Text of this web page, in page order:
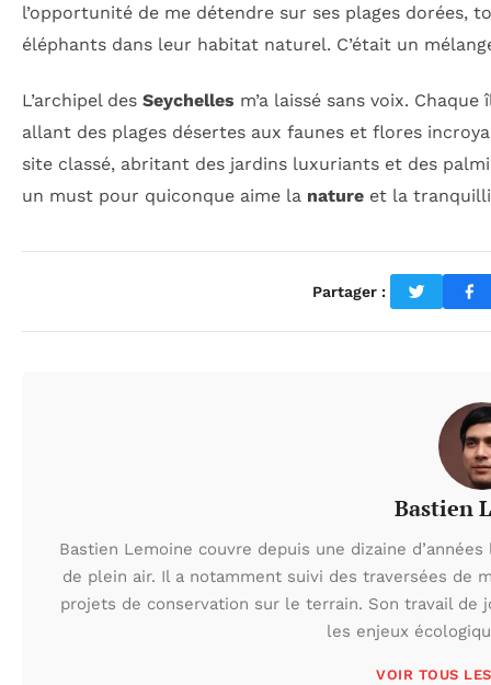
l’opportunité de me détendre sur ses plages dorées,
éléphants dans leur habitat naturel. C’était un
L’archipel des Seychelles m’a laissé sans voix.
allant des plages désertes aux faunes et flores
site classé, abritant des jardins luxuriants et des
un must pour quiconque aime la nature et la
Partager :
Bastien
Bastien Lemoine couvre depuis une dizaine
de plein air. Il a notamment suivi des traversées de
projets de conservation sur le terrain. Son travail de
les enjeux
VOIR TOUS